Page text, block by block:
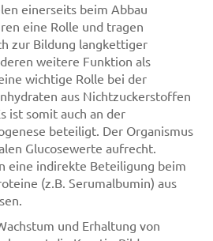
einerseits beim Abbau
eine Rolle und tragen
zur Bildung langkettiger
weitere Funktion als
wichtige Rolle bei der
aus Nichtzuckerstoffen
ist somit auch an der
beteiligt. Der Organismus
Glucosewerte aufrecht.
eine indirekte Beteiligung beim
(z.B. Serumalbumin) aus
und Erhaltung von